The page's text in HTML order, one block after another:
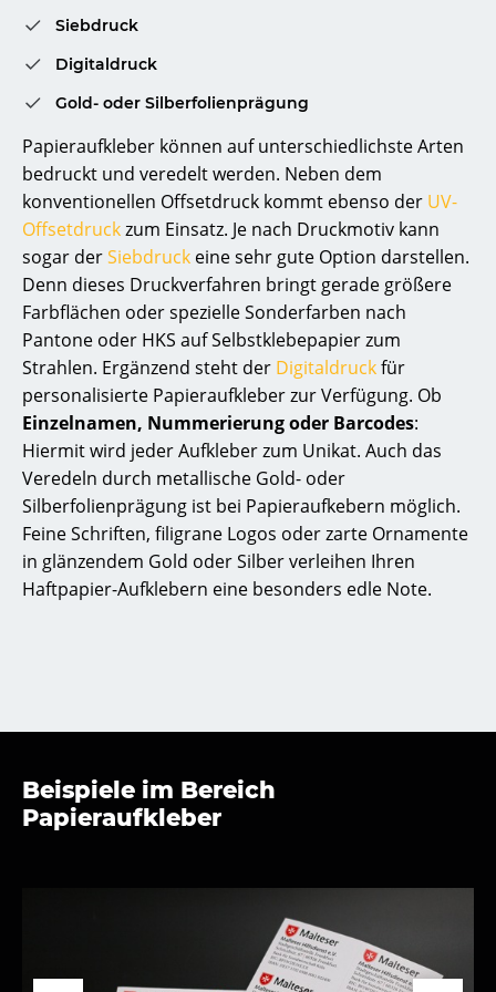
Siebdruck
Digitaldruck
Gold- oder Silberfolienprägung
Papieraufkleber können auf unterschiedlichste Arten
bedruckt und veredelt werden. Neben dem
konventionellen Offsetdruck kommt ebenso der UV-
Offsetdruckzum Einsatz. Je nach Druckmotiv kann
sogar derSiebdruck eine sehr gute Option darstellen.
Denn dieses Druckverfahren bringt gerade größere
Farbflächen oder spezielle Sonderfarben nach
Pantone oder HKS auf Selbstklebepapier zum
Strahlen. Ergänzend steht der Digitaldruckfür
personalisierte Papieraufkleber zur Verfügung. Ob
Einzelnamen, Nummerierung oder Barcodes:
Hiermit wird jeder Aufkleber zum Unikat. Auch das
Veredeln durch metallische Gold- oder
Silberfolienprägung ist bei Papieraufkebern möglich.
Feine Schriften, filigrane Logos oder zarte Ornamente
in glänzendem Gold oder Silber verleihen Ihren
Haftpapier-Aufklebern eine besonders edle Note.
Beispiele im Bereich
Papieraufkleber